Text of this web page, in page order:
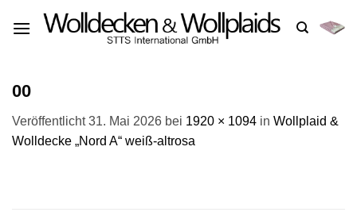
Inhalt
00
Veröffentlicht31. Mai 2026 bei 1920 × 1094 in Wollplaid &
Wolldecke „Nord A“ weiß-altrosa